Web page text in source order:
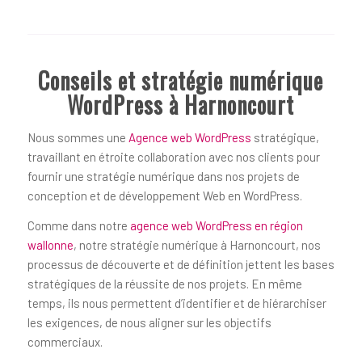
Conseils et stratégie numérique
WordPress à Harnoncourt
Nous sommes une Agence web WordPress stratégique,
travaillant en étroite collaboration avec nos clients pour
fournir une stratégie numérique dans nos projets de
conception et de développement Web en WordPress.
Comme dans notre agence web WordPress en région
wallonne, notre stratégie numérique à Harnoncourt, nos
processus de découverte et de définition jettent les bases
stratégiques de la réussite de nos projets. En même
temps, ils nous permettent d’identifier et de hiérarchiser
les exigences, de nous aligner sur les objectifs
commerciaux.